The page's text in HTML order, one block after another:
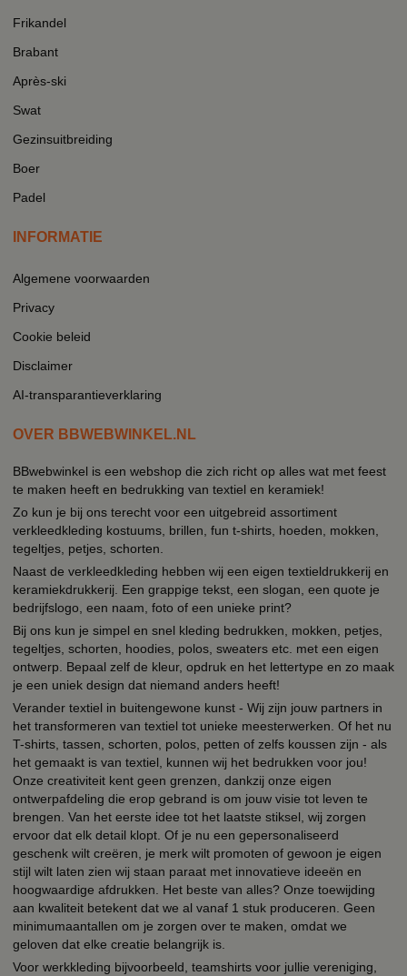
Frikandel
Brabant
Après-ski
Swat
Gezinsuitbreiding
Boer
Padel
INFORMATIE
Algemene voorwaarden
Privacy
Cookie beleid
Disclaimer
AI-transparantieverklaring
OVER BBWEBWINKEL.NL
BBwebwinkel is een webshop die zich richt op alles wat met feest
te maken heeft en bedrukking van textiel en keramiek!
Zo kun je bij ons terecht voor een uitgebreid assortiment
verkleedkleding kostuums, brillen, fun t-shirts, hoeden, mokken,
tegeltjes, petjes, schorten.
Naast de verkleedkleding hebben wij een eigen textieldrukkerij en
keramiekdrukkerij. Een grappige tekst, een slogan, een quote je
bedrijfslogo, een naam, foto of een unieke print?
Bij ons kun je simpel en snel kleding bedrukken, mokken, petjes,
tegeltjes, schorten, hoodies, polos, sweaters etc. met een eigen
ontwerp. Bepaal zelf de kleur, opdruk en het lettertype en zo maak
je een uniek design dat niemand anders heeft!
Verander textiel in buitengewone kunst - Wij zijn jouw partners in
het transformeren van textiel tot unieke meesterwerken. Of het nu
T-shirts, tassen, schorten, polos, petten of zelfs koussen zijn - als
het gemaakt is van textiel, kunnen wij het bedrukken voor jou!
Onze creativiteit kent geen grenzen, dankzij onze eigen
ontwerpafdeling die erop gebrand is om jouw visie tot leven te
brengen. Van het eerste idee tot het laatste stiksel, wij zorgen
ervoor dat elk detail klopt. Of je nu een gepersonaliseerd
geschenk wilt creëren, je merk wilt promoten of gewoon je eigen
stijl wilt laten zien wij staan paraat met innovatieve ideeën en
hoogwaardige afdrukken. Het beste van alles? Onze toewijding
aan kwaliteit betekent dat we al vanaf 1 stuk produceren. Geen
minimumaantallen om je zorgen over te maken, omdat we
geloven dat elke creatie belangrijk is.
Voor werkkleding bijvoorbeeld, teamshirts voor jullie vereniging,